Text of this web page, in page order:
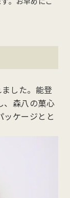
した。能登
、森八の菓心
ッケージとと